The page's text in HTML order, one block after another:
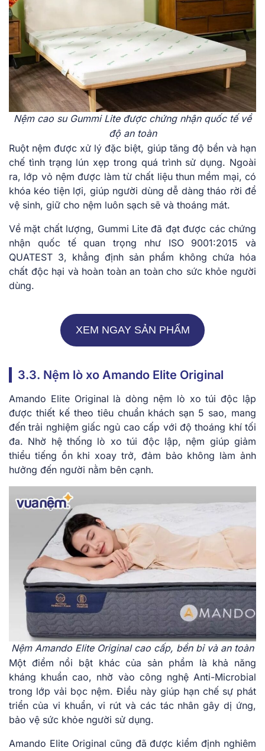
Nệm cao su Gummi Lite được chứng nhận quốc tế về
độ an toàn
Ruột nệm được xử lý đặc biệt, giúp tăng độ bền và hạn
chế tình trạng lún xẹp trong quá trình sử dụng. Ngoài
ra, lớp vỏ nệm được làm từ chất liệu thun mềm mại, có
khóa kéo tiện lợi, giúp người dùng dễ dàng tháo rời để
vệ sinh, giữ cho nệm luôn sạch sẽ và thoáng mát.
Về mặt chất lượng, Gummi Lite đã đạt được các chứng
nhận quốc tế quan trọng như ISO 9001:2015 và
QUATEST 3, khẳng định sản phẩm không chứa hóa
chất độc hại và hoàn toàn an toàn cho sức khỏe người
dùng.
XEM NGAY SẢN PHẨM
3.3. Nệm lò xo Amando Elite Original
Amando Elite Original là dòng nệm lò xo túi độc lập
được thiết kế theo tiêu chuẩn khách sạn 5 sao, mang
đến trải nghiệm giấc ngủ cao cấp với độ thoáng khí tối
đa. Nhờ hệ thống lò xo túi độc lập, nệm giúp giảm
thiểu tiếng ồn khi xoay trở, đảm bảo không làm ảnh
hưởng đến người nằm bên cạnh.
Nệm Amando Elite Original cao cấp, bền bỉ và an toàn
Một điểm nổi bật khác của sản phẩm là khả năng
kháng khuẩn cao, nhờ vào công nghệ Anti-Microbial
trong lớp vải bọc nệm. Điều này giúp hạn chế sự phát
triển của vi khuẩn, vi rút và các tác nhân gây dị ứng,
bảo vệ sức khỏe người sử dụng.
Amando Elite Original cũng đã được kiểm định nghiêm